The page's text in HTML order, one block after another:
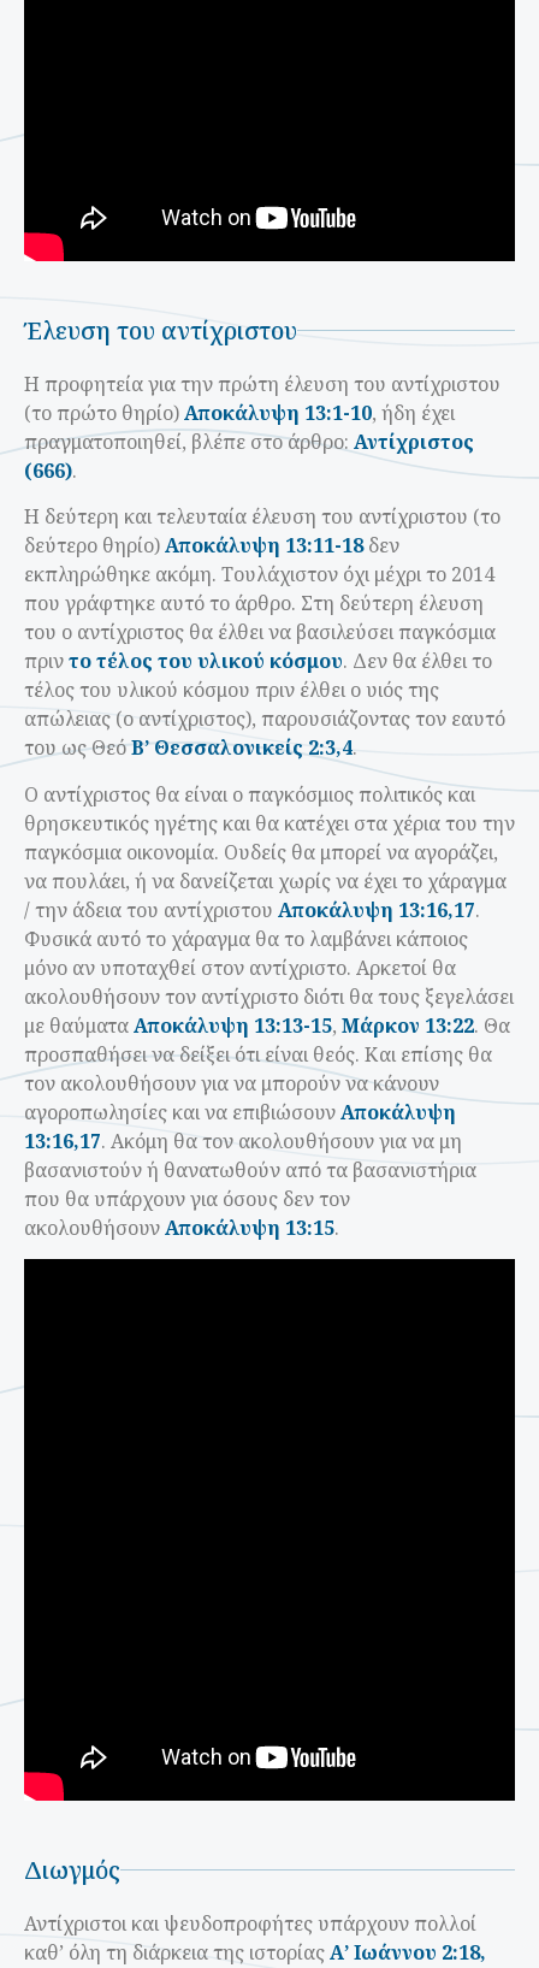
Έλευση του αντίχριστου
Η προφητεία για την πρώτη έλευση του αντίχριστου
(το πρώτο θηρίο)Αποκάλυψη 13:1-10, ήδη έχει
πραγματοποιηθεί, βλέπε στο άρθρο: Αντίχριστος
(666).
Η δεύτερη και τελευταία έλευση του αντίχριστου (το
δεύτερο θηρίο)Αποκάλυψη 13:11-18 δεν
εκπληρώθηκε ακόμη. Τουλάχιστον όχι μέχρι το 2014
που γράφτηκε αυτό το άρθρο. Στη δεύτερη έλευση
του ο αντίχριστος θα έλθει να βασιλεύσει παγκόσμια
πριντο τέλος του υλικού κόσμου. Δεν θα έλθει το
τέλος του υλικού κόσμου πριν έλθει ο υιός της
απώλειας (ο αντίχριστος), παρουσιάζοντας τον εαυτό
του ως ΘεόΒ’ Θεσσαλονικείς 2:3,4.
Ο αντίχριστος θα είναι ο παγκόσμιος πολιτικός και
θρησκευτικός ηγέτης και θα κατέχει στα χέρια του την
παγκόσμια οικονομία. Ουδείς θα μπορεί να αγοράζει,
να πουλάει, ή να δανείζεται χωρίς να έχει το χάραγμα
/ την άδεια του αντίχριστου Αποκάλυψη 13:16,17.
Φυσικά αυτό το χάραγμα θα το λαμβάνει κάποιος
μόνο αν υποταχθεί στον αντίχριστο. Αρκετοί θα
ακολουθήσουν τον αντίχριστο διότι θα τους ξεγελάσει
με θαύματαΑποκάλυψη 13:13-15, Μάρκον 13:22. Θα
προσπαθήσει να δείξειότι είναι θεός. Και επίσης θα
τον ακολουθήσουν για να μπορούν να κάνουν
αγοροπωλησίες και να επιβιώσουνΑποκάλυψη
13:16,17. Ακόμη θα τον ακολουθήσουν για να μη
βασανιστούν ή θανατωθούν από τα βασανιστήρια
που θα υπάρχουν για όσους δεν τον
ακολουθήσουνΑποκάλυψη 13:15.
Διωγμός
Αντίχριστοι και ψευδοπροφήτες υπάρχουν πολλοί
καθ’ όλη τη διάρκεια της ιστορίαςΑ’ Ιωάννου 2:18,